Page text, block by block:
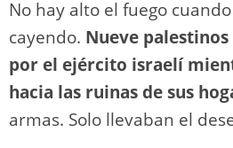
No hay alto el fuego
cayendo. Nueve
por el ejército israelí
hacia las ruinas de sus
armas. Solo llevaban el